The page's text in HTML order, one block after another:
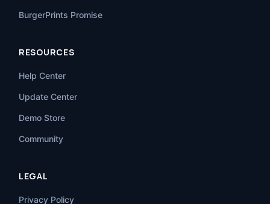
BurgerPrints Promise
RESOURCES
Help Center
Update Center
Demo Store
Community
LEGAL
Privacy Policy